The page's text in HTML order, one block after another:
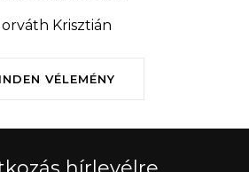
VÉLEMÉNY
Krisztián